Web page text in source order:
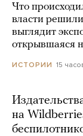
Что
власти
выглядит
открывшаяся
ИСТОРИИ 15
на